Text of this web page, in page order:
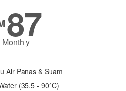
87
Monthly
Air Panas & Suam
(35.5 - 90°C)